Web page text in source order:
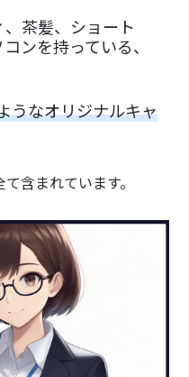
茶髪、ショート
ンを持っている、
うなオリジナルキャ
含まれています。